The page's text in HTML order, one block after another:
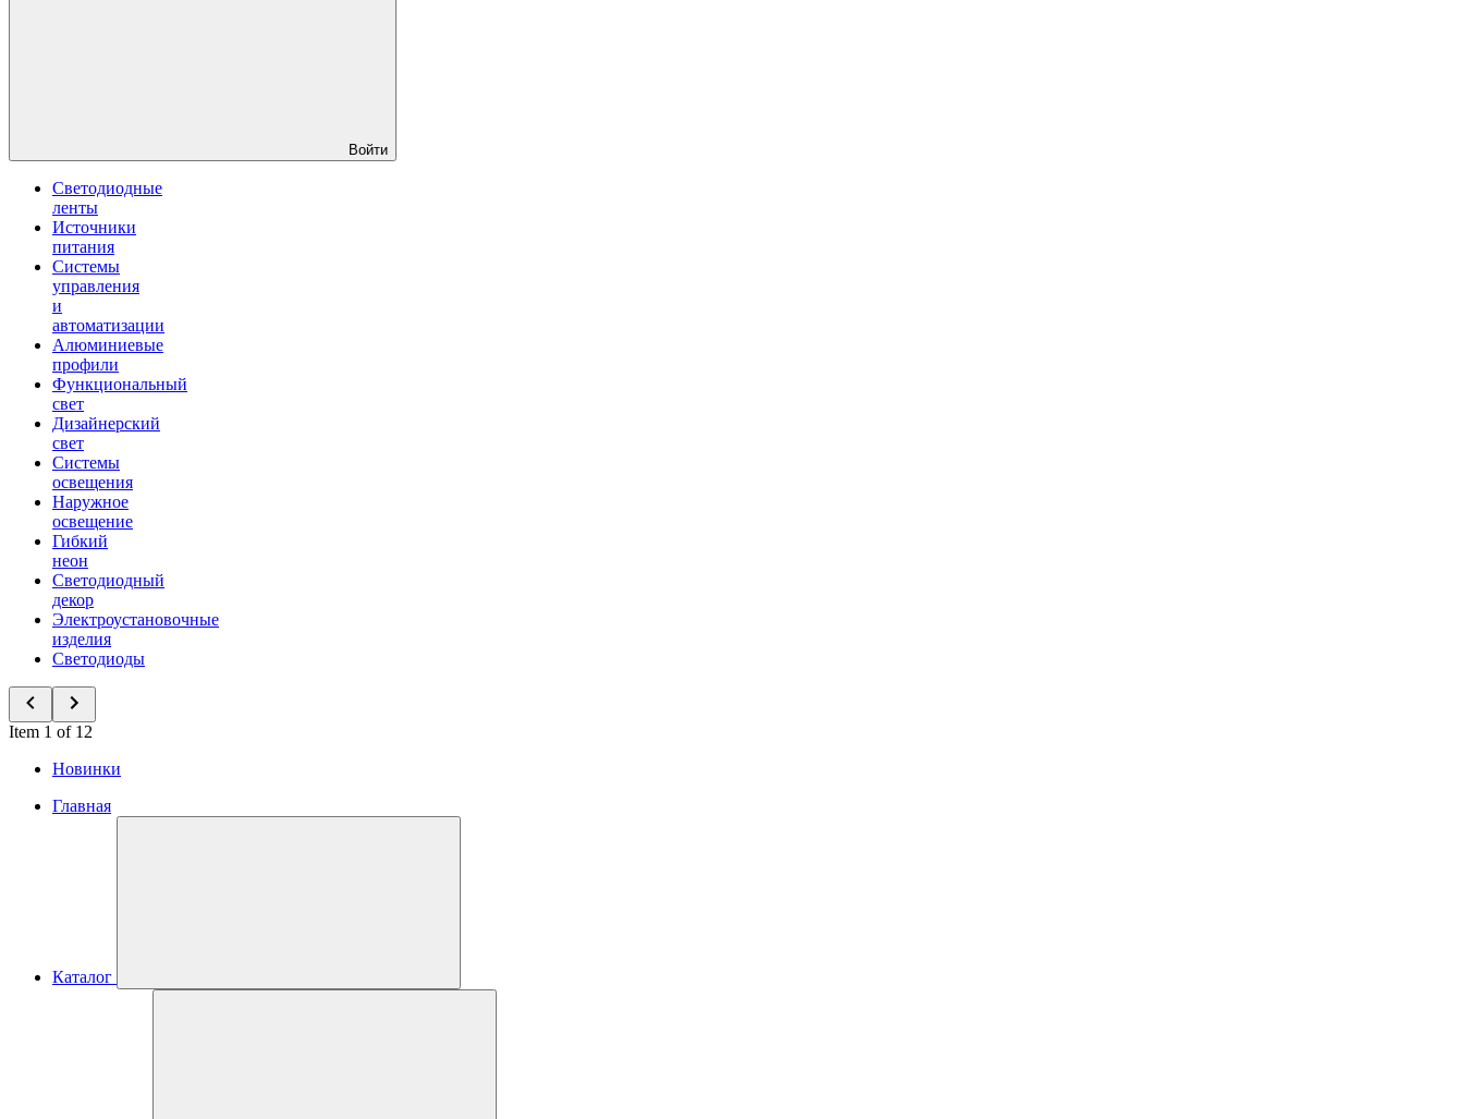
Войти
Светодиодные
ленты
Источники
питания
Системы
управления
и
автоматизации
Алюминиевые
профили
Функциональный
свет
Дизайнерский
свет
Системы
освещения
Наружное
освещение
Гибкий
неон
Светодиодный
декор
Электроустановочные
изделия
Светодиоды
Item 1 of 12
Новинки
Главная
Каталог